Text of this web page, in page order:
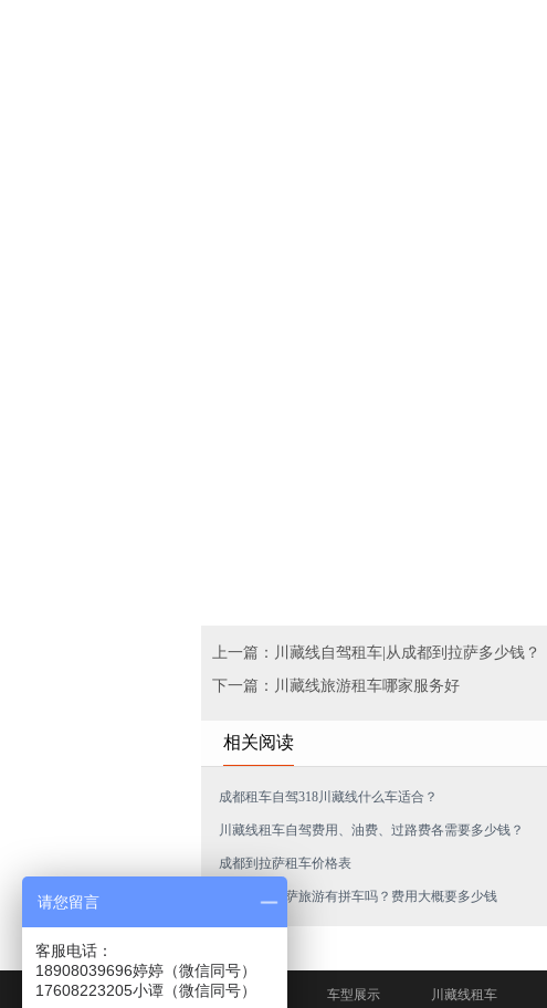
上一篇：川藏线自驾租车|从成都到拉萨多少钱？
下一篇：川藏线旅游租车哪家服务好
相关阅读
成都租车自驾318川藏线什么车适合？
川藏线租车自驾费用、油费、过路费各需要多少钱？
成都到拉萨租车价格表
从成都到拉萨旅游有拼车吗？费用大概要多少钱
网站首页 车型展示 川藏线租车
请您留言
客服电话：
18908039696婷婷（微信同号）